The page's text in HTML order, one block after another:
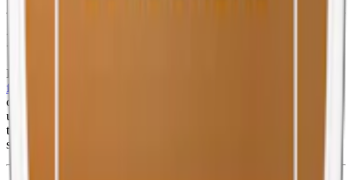
Information om varumärket LEWA
LEWA har omdefinierat snusmarknaden med sitt unika
funktionssnus
och mineraler. Oavsett om du söker en energikick eller en
uppfriskande smak, erbjuder LEWA ett innovativt alternativ till
traditionellt snus. Sedan 2023 finns LEWA också som
stora eller slimmade prillor.